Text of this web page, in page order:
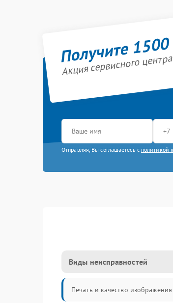
Получите
Акция сервисного
Отправляя, Вы соглашаетесь с политикой
Виды неисправностей
Печать и качество изображения